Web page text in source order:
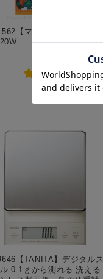
【マルカン】保温電
(税込)
1件
【TANITA】デジタルス
0.1ｇから測れる 洗える